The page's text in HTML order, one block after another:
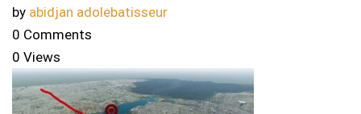
by abidjan adolebatisseur
0 Comments
0 Views